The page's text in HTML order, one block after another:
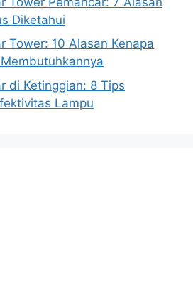
Diketahui
Tower: 10 Alasan Kenapa
di Ketinggian: 8 Tips
Lampu